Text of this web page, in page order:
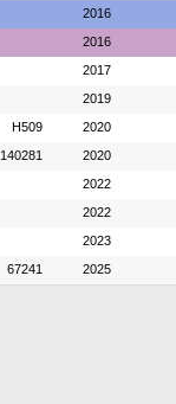
2016
2016
2017
2019
H509 2020
140281 2020
2022
2022
2023
67241 2025